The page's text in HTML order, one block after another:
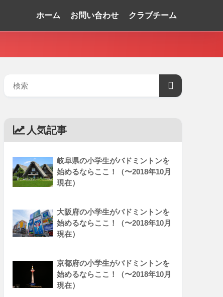
ホーム お問い合わせ クラブチーム
人気記事
岐阜県の小学生がバドミントンを
始めるならここ！（〜2018年10月
現在）
大阪府の小学生がバドミントンを
始めるならここ！（〜2018年10月
現在）
京都府の小学生がバドミントンを
始めるならここ！（〜2018年10月
現在）